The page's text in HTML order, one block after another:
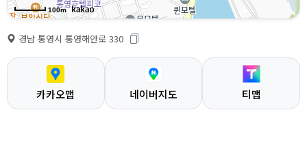
100m
경남 통영시 통영해안로 330
카카오맵 네이버지도 티맵